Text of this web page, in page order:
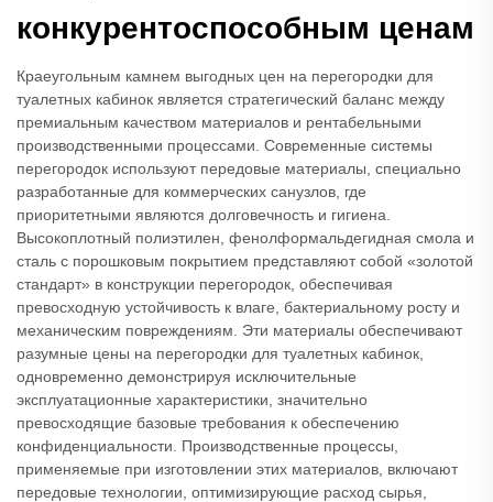
конкурентоспособным ценам
Краеугольным камнем выгодных цен на перегородки для
туалетных кабинок является стратегический баланс между
премиальным качеством материалов и рентабельными
производственными процессами. Современные системы
перегородок используют передовые материалы, специально
разработанные для коммерческих санузлов, где
приоритетными являются долговечность и гигиена.
Высокоплотный полиэтилен, фенолформальдегидная смола и
сталь с порошковым покрытием представляют собой «золотой
стандарт» в конструкции перегородок, обеспечивая
превосходную устойчивость к влаге, бактериальному росту и
механическим повреждениям. Эти материалы обеспечивают
разумные цены на перегородки для туалетных кабинок,
одновременно демонстрируя исключительные
эксплуатационные характеристики, значительно
превосходящие базовые требования к обеспечению
конфиденциальности. Производственные процессы,
применяемые при изготовлении этих материалов, включают
передовые технологии, оптимизирующие расход сырья,